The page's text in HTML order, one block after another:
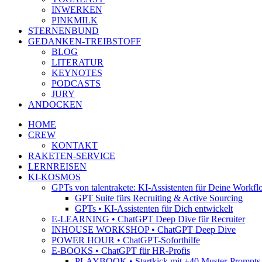
INWERKEN
PINKMILK
STERNENBUND
GEDANKEN-TREIBSTOFF
BLOG
LITERATUR
KEYNOTES
PODCASTS
JURY
ANDOCKEN
HOME
CREW
KONTAKT
RAKETEN-SERVICE
LERNREISEN
KI-KOSMOS
GPTs von talentrakete: KI-Assistenten für Deine
GPT Suite fürs Recruiting & Active Sourcing
GPTs • KI-Assistenten für Dich entwickelt
E-LEARNING • ChatGPT Deep Dive für Recruiter
INHOUSE WORKSHOP • ChatGPT Deep Dive
POWER HOUR • ChatGPT-Soforthilfe
E-BOOKS • ChatGPT für HR-Profis